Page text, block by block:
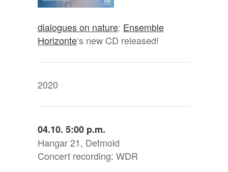
dialogues on nature: Ensemble
Horizonte‘s new CD released!
2020
04.10. 5:00 p.m.
Hangar 21, Detmold
Concert recording: WDR